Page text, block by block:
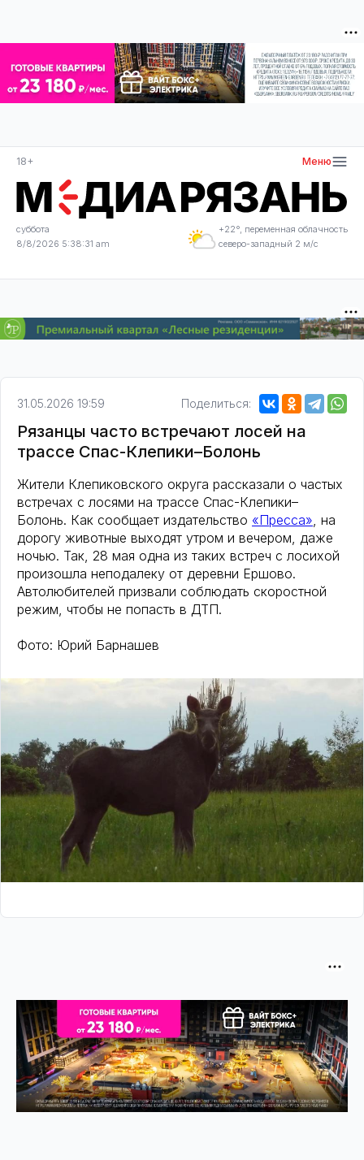
18+ Меню
суббота
8/8/2026 5:38:31 am
+22°, переменная облачность
северо-западный 2 м/с
31.05.2026 19:59 Поделиться:
Рязанцы часто встречают лосей на
трассе Спас-Клепики–Болонь
Жители Клепиковского округа рассказали о частых
встречах с лосями на трассе Спас-Клепики–
Болонь. Как сообщает издательство «Пресса», на
дорогу животные выходят утром и вечером, даже
ночью. Так, 28 мая одна из таких встреч с лосихой
произошла неподалеку от деревни Ершово.
Автолюбителей призвали соблюдать скоростной
режим, чтобы не попасть в ДТП.
Фото: Юрий Барнашев